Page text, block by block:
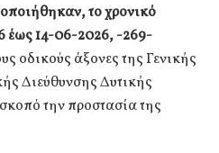
το χρονικό
έως 14-06-2026, -269-
οδικούς άξονες της Γενικής
Διεύθυνσης Δυτικής
την προστασία της